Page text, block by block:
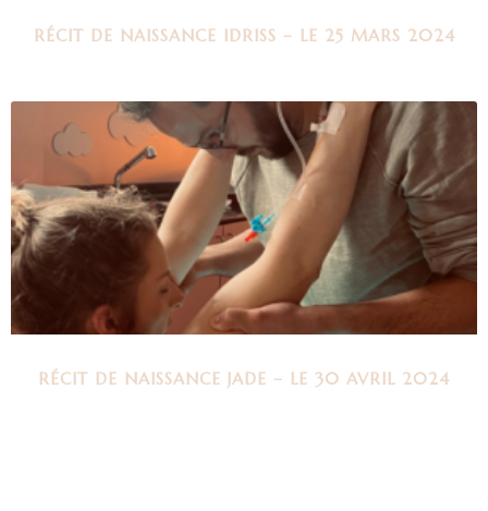
RÉCIT DE NAISSANCE IDRISS – LE 25 MARS 2024
RÉCIT DE NAISSANCE JADE – LE 30 AVRIL 2024